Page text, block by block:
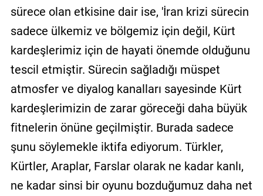
sürece olan etkisine dair ise, 'İran krizi sürecin
sadece ülkemiz ve bölgemiz için değil, Kürt
kardeşlerimiz için de hayati önemde olduğunu
tescil etmiştir. Sürecin sağladığı müspet
atmosfer ve diyalog kanalları sayesinde Kürt
kardeşlerimizin de zarar göreceği daha büyük
fitnelerin önüne geçilmiştir. Burada sadece
şunu söylemekle iktifa ediyorum. Türkler,
Kürtler, Araplar, Farslar olarak ne kadar kanlı,
ne kadar sinsi bir oyunu bozduğumuz daha net